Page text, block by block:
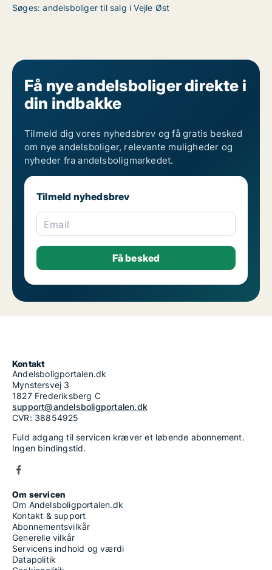
Søges: andelsboliger til salg i Vejle Øst
Få nye andelsboliger direkte i
din indbakke
Tilmeld dig vores nyhedsbrev og få gratis besked
om nye andelsboliger, relevante muligheder og
nyheder fra andelsboligmarkedet.
Tilmeld nyhedsbrev
Email
Kontakt
Andelsboligportalen.dk
Mynstersvej 3
1827 Frederiksberg C
support@andelsboligportalen.dk
CVR: 38854925
Fuld adgang til servicen kræver et løbende abonnement.
Ingen bindingstid.
Om servicen
Om Andelsboligportalen.dk
Kontakt & support
Abonnementsvilkår
Generelle vilkår
Servicens indhold og værdi
Datapolitik